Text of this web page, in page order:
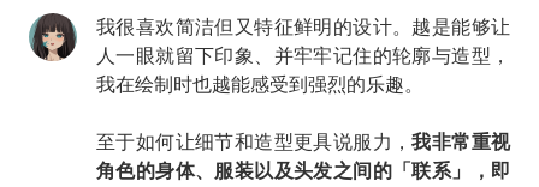
我很喜欢简洁但又特征鲜明的设计。越是能够让
人一眼就留下印象、并牢牢记住的轮廓与造型，
我在绘制时也越能感受到强烈的乐趣。
至于如何让细节和造型更具说服力，我非常重视
角色的身体、服装以及头发之间的「联系」，即